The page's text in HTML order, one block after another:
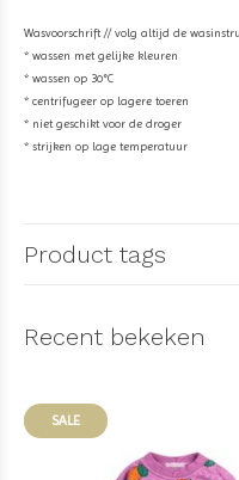
Wasvoorschrift // volg altijd de
* wassen met gelijke kleuren
* wassen op 30°C
* centrifugeer op lagere toeren
* niet geschikt voor de droger
* strijken op lage temperatuur
Product tags
Recent bekeken
SALE